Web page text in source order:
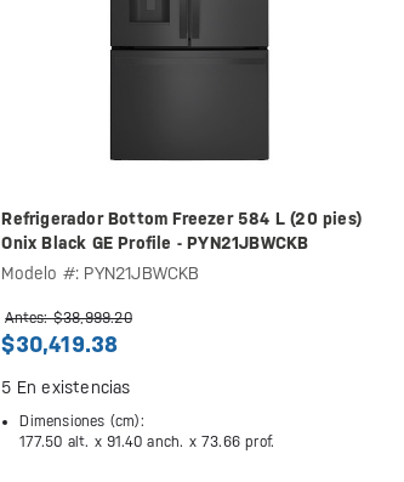
Refrigerador Bottom Freezer 584 L (20 pies)
Onix Black GE Profile - PYN21JBWCKB
Modelo #: PYN21JBWCKB
Antes: $38,999.20
$30,419.38
5 En existencias
Dimensiones (cm):
177.50 alt. x91.40 anch. x 73.66 prof.